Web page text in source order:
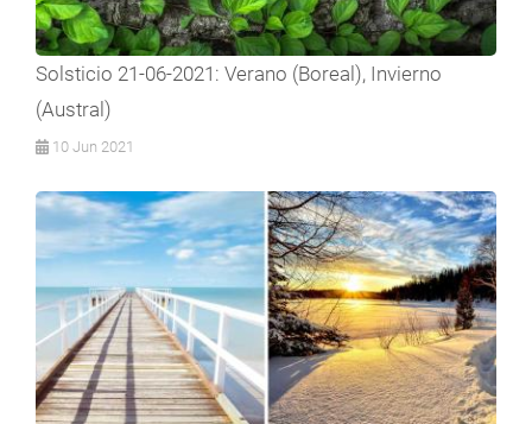
Solsticio 21-06-2021: Verano (Boreal), Invierno
(Austral)
10 Jun 2021